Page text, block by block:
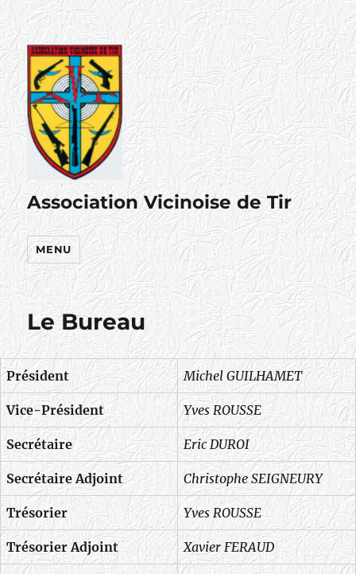
Association Vicinoise de Tir
MENU
Le Bureau
Président Michel GUILHAMET
Vice-Président Yves ROUSSE
Secrétaire Eric DUROI
Secrétaire Adjoint Christophe SEIGNEURY
Trésorier Yves ROUSSE
Trésorier Adjoint Xavier FERAUD